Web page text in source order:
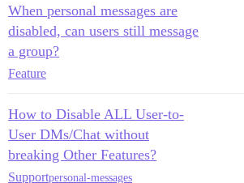
When personal messages are
disabled, can users still message
a group?
Feature
How to Disable ALL User-to-
User DMs/Chat without
breaking Other Features?
Supportpersonal-messages